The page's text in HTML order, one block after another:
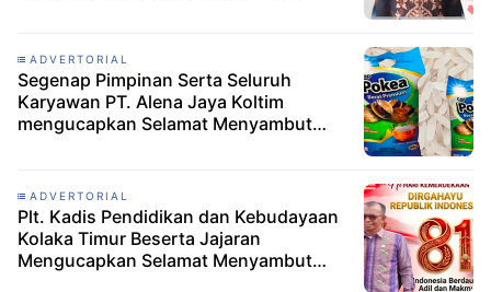
ADVERTORIAL
Segenap Pimpinan Serta Seluruh
Karyawan PT. Alena Jaya Koltim
mengucapkan Selamat Menyambut
ADVERTORIAL
Plt. Kadis Pendidikan dan Kebudayaan
Kolaka Timur Beserta Jajaran
Mengucapkan Selamat Menyambut